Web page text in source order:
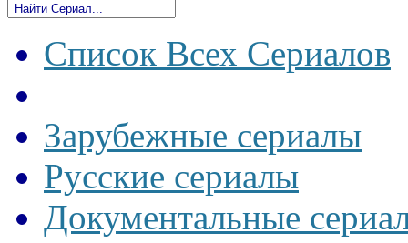
Список Всех Сериалов
Зарубежные сериалы
Русские сериалы
Документальные